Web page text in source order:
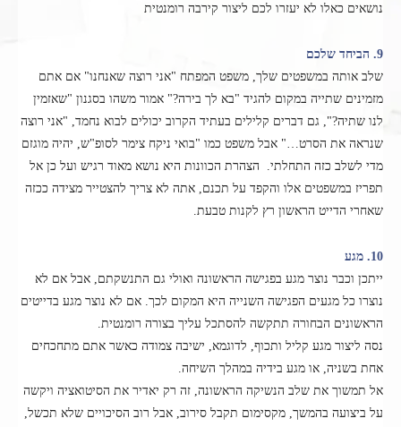
נושאים כאלו לא יעזרו לכם ליצור קירבה רומנטית
9. הביחד שלכם
שלב אותה במשפטים שלך, משפט המפתח "אני רוצה שאנחנו" אם אתם
מזמינים שתייה במקום להגיד "בא לך בירה?" אמור משהו בסגנון "שאזמין
לנו שתיה?", גם דברים קלילים בעתיד הקרוב יכולים לבוא נחמד, "אני רוצה
שנראה את הסרט…" אבל משפט כמו "בואי ניקח צימר לסופ"ש, יהיה מוגזם
מדי לשלב כזה התחלתי. הצהרת הכוונות היא נושא מאוד רגיש ועל כן אל
תפריז במשפטים אלו והקפד על תכנם, אתה לא צריך להצטייר מצידה ככזה
שאחרי הדייט הראשון רץ לקנות טבעת.
10. מגע
ייתכן וכבר נוצר מגע בפגישה הראשונה ואולי גם התנשקתם, אבל אם לא
נוצרו כל מגעים הפגישה השנייה היא המקום לכך. אם לא נוצר מגע בדייטים
הראשונים הבחורה תתקשה להסתכל עליך בצורה רומנטית.
נסה ליצור מגע קליל ותכוף, לדוגמא, ישיבה צמודה כאשר אתם מתחכחים
אחת בשניה, או מגע בידיה במהלך השיחה.
אל תמשוך את שלב הנשיקה הראשונה, זה רק יאדיר את הסיטואציה ויקשה
על ביצועה בהמשך, מקסימום תקבל סירוב, אבל רוב הסיכויים שלא תכשל,